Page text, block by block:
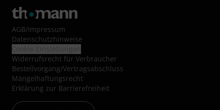
AGB/Impressum
Datenschutzhinweise
Widerrufsrecht für Verbraucher
Bestellvorgang/Vertragsabschluss
Mängelhaftungsrecht
Erklärung zur Barrierefreiheit